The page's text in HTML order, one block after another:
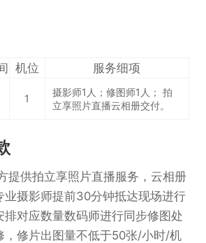
机位 服务细项
1
摄影师1人；修图师1人； 拍
立享照片直播云相册交付。
提供拍立享照片直播服务，云相册
业摄影师提前30分钟抵达现场进行
排对应数量数码师进行同步修图处
，修片出图量不低于50张/小时/机